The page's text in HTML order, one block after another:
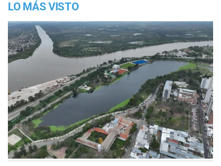
LO MÁS VISTO